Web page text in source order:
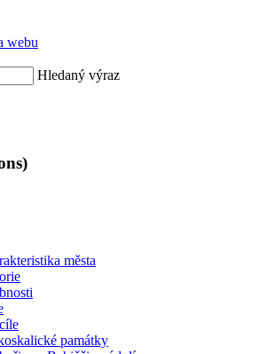
webu
Hledaný výraz
města
památky